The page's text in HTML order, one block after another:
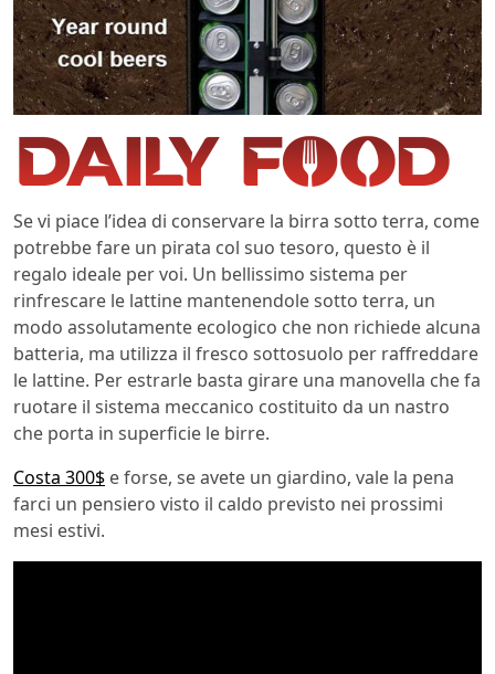
Se vi piace l’idea di conservare la birra sotto terra, come
potrebbe fare un pirata col suo tesoro, questo è il
regalo ideale per voi. Un bellissimo sistema per
rinfrescare le lattine mantenendole sotto terra, un
modo assolutamente ecologico che non richiede alcuna
batteria, ma utilizza il fresco sottosuolo per raffreddare
le lattine. Per estrarle basta girare una manovella che fa
ruotare il sistema meccanico costituito da un nastro
che porta in superficie le birre.
Costa 300$ e forse, se avete un giardino, vale la pena
farci un pensiero visto il caldo previsto nei prossimi
mesi estivi.